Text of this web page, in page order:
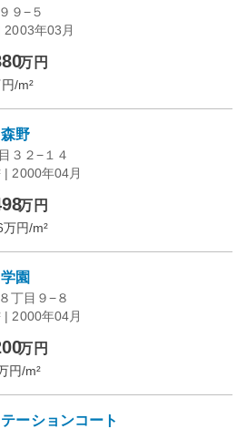
９−５
年03月
万円
/m²
野
３２−１４
2000年04月
万円
万円/m²
園
丁目９−８
2000年04月
万円
円/m²
ーションコート